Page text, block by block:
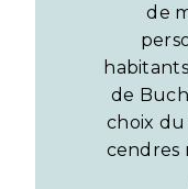
de
de
choix du
cendres